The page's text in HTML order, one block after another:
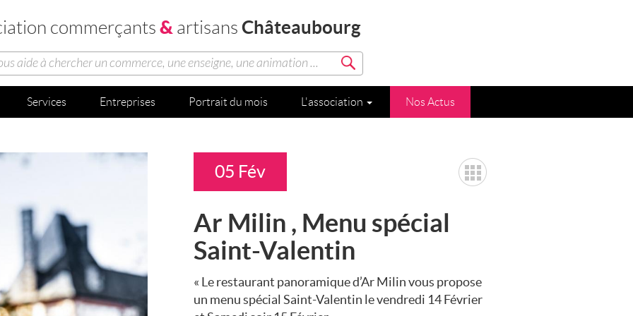
commerçants & artisans Châteaubourg
aide à chercher un commerce, une enseigne, une animation ...
Services Entreprises Portrait du mois L'association Nos Actus
05 Fév
Ar Milin , Menu spécial
Saint-Valentin
« Le restaurant panoramique d’Ar Milin vous propose
un menu spécial Saint-Valentin le vendredi 14 Février